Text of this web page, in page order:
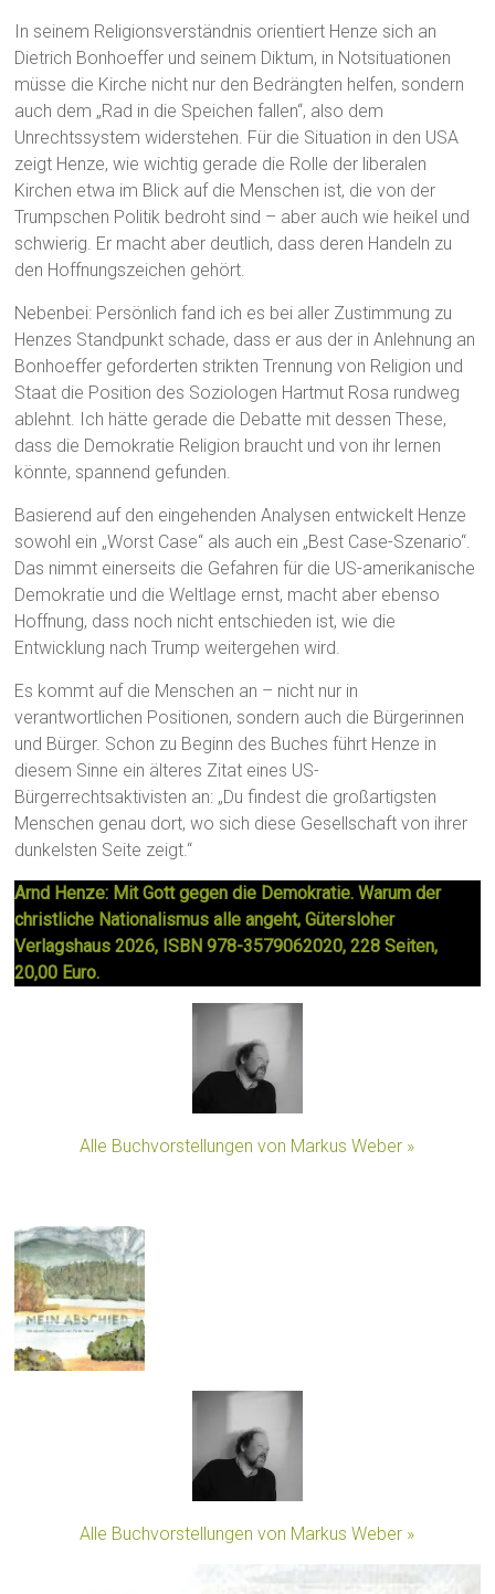
In seinem Religionsverständnis orientiert Henze sich an
Dietrich Bonhoeffer und seinem Diktum, in Notsituationen
müsse die Kirche nicht nur den Bedrängten helfen, sondern
auch dem „Rad in die Speichen fallen“, also dem
Unrechtssystem widerstehen. Für die Situation in den USA
zeigt Henze, wie wichtig gerade die Rolle der liberalen
Kirchen etwa im Blick auf die Menschen ist, die von der
Trumpschen Politik bedroht sind – aber auch wie heikel und
schwierig. Er macht aber deutlich, dass deren Handeln zu
den Hoffnungszeichen gehört.
Nebenbei: Persönlich fand ich es bei aller Zustimmung zu
Henzes Standpunkt schade, dass er aus der in Anlehnung an
Bonhoeffer geforderten strikten Trennung von Religion und
Staat die Position des Soziologen Hartmut Rosa rundweg
ablehnt. Ich hätte gerade die Debatte mit dessen These,
dass die Demokratie Religion braucht und von ihr lernen
könnte, spannend gefunden.
Basierend auf den eingehenden Analysen entwickelt Henze
sowohl ein „Worst Case“ als auch ein „Best Case-Szenario“.
Das nimmt einerseits die Gefahren für die US-amerikanische
Demokratie und die Weltlage ernst, macht aber ebenso
Hoffnung, dass noch nicht entschieden ist, wie die
Entwicklung nach Trump weitergehen wird.
Es kommt auf die Menschen an – nicht nur in
verantwortlichen Positionen, sondern auch die Bürgerinnen
und Bürger. Schon zu Beginn des Buches führt Henze in
diesem Sinne ein älteres Zitat eines US-
Bürgerrechtsaktivisten an: „Du findest die großartigsten
Menschen genau dort, wo sich diese Gesellschaft von ihrer
dunkelsten Seite zeigt.“
Arnd Henze: Mit Gott gegen die Demokratie. Warum der
christliche Nationalismus alle angeht, Gütersloher
Verlagshaus 2026, ISBN 978-3579062020, 228 Seiten,
20,00 Euro.
Alle Buchvorstellungen von Markus Weber »
Alle Buchvorstellungen von Markus Weber »